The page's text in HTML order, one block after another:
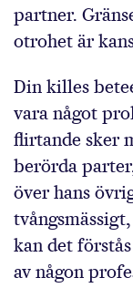
partner.
otrohet är
Din killes
vara något
flirtande sker
berörda
över hans
kan det
av någon